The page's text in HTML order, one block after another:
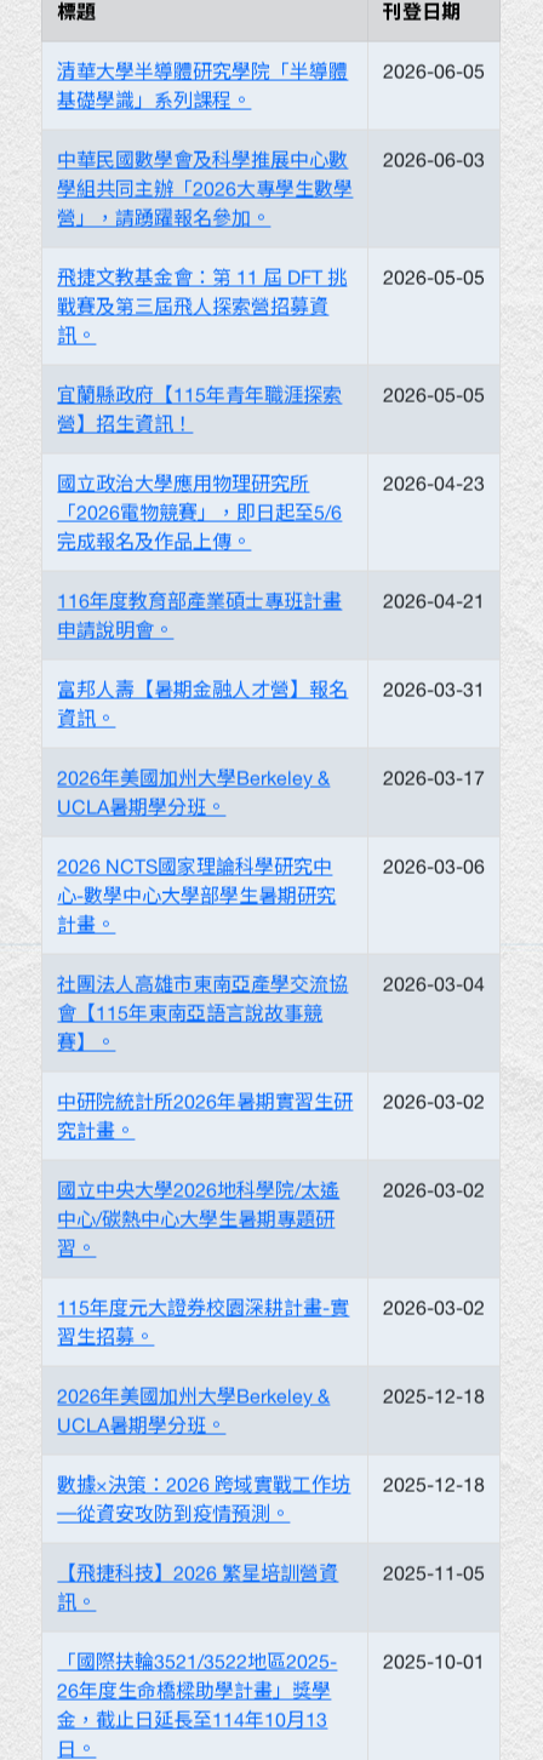
標題 刊登日期
清華大學半導體研究學院「半導體
基礎學識」系列課程。
2026-06-05
中華民國數學會及科學推展中心數
學組共同主辦「2026大專學生數學
營」，請踴躍報名參加。
2026-06-03
飛捷文教基金會：第 11 屆 DFT 挑
戰賽及第三屆飛人探索營招募資
訊。
2026-05-05
宜蘭縣政府【115年青年職涯探索
營】招生資訊！
2026-05-05
國立政治大學應用物理研究所
「2026電物競賽」，即日起至5/6
完成報名及作品上傳。
2026-04-23
116年度教育部產業碩士專班計畫
申請說明會。
2026-04-21
富邦人壽【暑期金融人才營】報名
資訊。
2026-03-31
2026年美國加州大學Berkeley &
UCLA暑期學分班。
2026-03-17
2026 NCTS國家理論科學研究中
心-數學中心大學部學生暑期研究
計畫。
2026-03-06
社團法人高雄市東南亞產學交流協
會【115年東南亞語言說故事競
賽】。
2026-03-04
中研院統計所2026年暑期實習生研
究計畫。
2026-03-02
國立中央大學2026地科學院/太遙
中心/碳熱中心大學生暑期專題研
習。
2026-03-02
115年度元大證券校園深耕計畫-實
習生招募。
2026-03-02
2026年美國加州大學Berkeley &
UCLA暑期學分班。
2025-12-18
數據×決策：2026 跨域實戰工作坊
─從資安攻防到疫情預測。
2025-12-18
【飛捷科技】2026 繁星培訓營資
訊。
2025-11-05
「國際扶輪3521/3522地區2025-
26年度生命橋樑助學計畫」獎學
金，截止日延長至114年10月13
日。
2025-10-01